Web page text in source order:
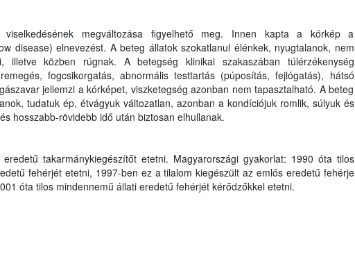
viselkedésének megváltozása figyelhető meg. Innen kapta a kórkép a
disease) elnevezést. A beteg állatok szokatlanul élénkek, nyugtalanok, nem
illetve közben rúgnak. A betegség klinikai szakaszában túlérzékenység
fogcsikorgatás, abnormális testtartás (púposítás, fejlógatás), hátsó
jellemzi a kórképet, viszketegség azonban nem tapasztalható. A beteg
tudatuk ép, étvágyuk változatlan, azonban a kondíciójuk romlik, súlyuk és
hosszabb-rövidebb idő után biztosan elhullanak.
takarmánykiegészítőt etetni. Magyarországi gyakorlat: 1990 óta tilos
fehérjét etetni, 1997-ben ez a tilalom kiegészült az emlős eredetű fehérje
óta tilos mindennemű állati eredetű fehérjét kérődzőkkel etetni.